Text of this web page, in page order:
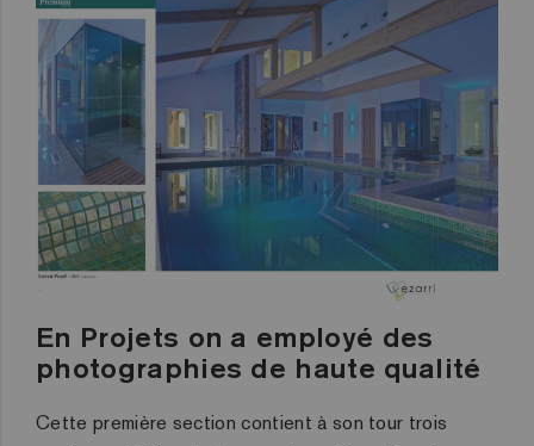
En Projets on a employé des
photographies de haute qualité
Cette première section contient à son tour trois